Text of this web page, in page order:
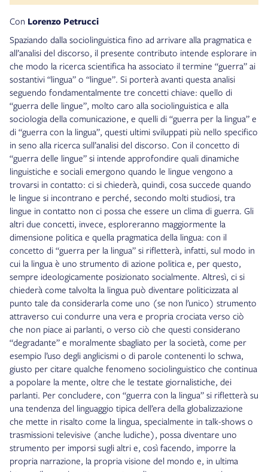
Con Lorenzo Petrucci
Spaziando dalla sociolinguistica fino ad arrivare alla pragmatica e
all’analisi del discorso, il presente contributo intende esplorare in
che modo la ricerca scientifica ha associato il termine “guerra” ai
sostantivi “lingua” o “lingue”. Si porterà avanti questa analisi
seguendo fondamentalmente tre concetti chiave: quello di
“guerra delle lingue”, molto caro alla sociolinguistica e alla
sociologia della comunicazione, e quelli di “guerra per la lingua” e
di “guerra con la lingua”, questi ultimi sviluppati più nello specifico
in seno alla ricerca sull’analisi del discorso. Con il concetto di
“guerra delle lingue” si intende approfondire quali dinamiche
linguistiche e sociali emergono quando le lingue vengono a
trovarsi in contatto: ci si chiederà, quindi, cosa succede quando
le lingue si incontrano e perché, secondo molti studiosi, tra
lingue in contatto non ci possa che essere un clima di guerra. Gli
altri due concetti, invece, esploreranno maggiormente la
dimensione politica e quella pragmatica della lingua: con il
concetto di “guerra per la lingua” si rifletterà, infatti, sul modo in
cui la lingua è uno strumento di azione politica e, per questo,
sempre ideologicamente posizionato socialmente. Altresì, ci si
chiederà come talvolta la lingua può diventare politicizzata al
punto tale da considerarla come uno (se non l’unico) strumento
attraverso cui condurre una vera e propria crociata verso ciò
che non piace ai parlanti, o verso ciò che questi considerano
“degradante” e moralmente sbagliato per la società, come per
esempio l’uso degli anglicismi o di parole contenenti lo schwa,
giusto per citare qualche fenomeno sociolinguistico che continua
a popolare la mente, oltre che le testate giornalistiche, dei
parlanti. Per concludere, con “guerra con la lingua” si rifletterà su
una tendenza del linguaggio tipica dell’era della globalizzazione
che mette in risalto come la lingua, specialmente in talk-shows o
trasmissioni televisive (anche ludiche), possa diventare uno
strumento per imporsi sugli altri e, così facendo, imporre la
propria narrazione, la propria visione del mondo e, in ultima